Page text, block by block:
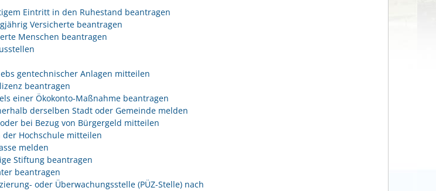
Eintritt in den Ruhestand beantragen
Versicherte beantragen
Menschen beantragen
gentechnischer Anlagen mitteilen
beantragen
einer Ökokonto-Maßnahme beantragen
derselben Stadt oder Gemeinde melden
bei Bezug von Bürgergeld mitteilen
Hochschule mitteilen
melden
Stiftung beantragen
beantragen
oder Überwachungsstelle (PÜZ-Stelle) nach